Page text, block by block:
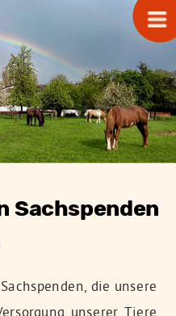
Sachspenden
die unsere
unserer Tiere